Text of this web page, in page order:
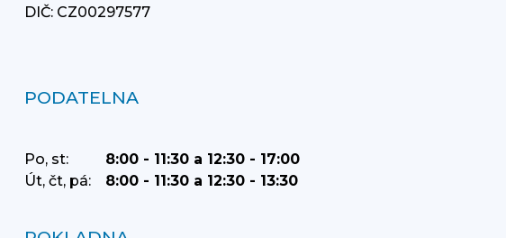
DIČ: CZ00297577
PODATELNA
Po, st:
8:00 - 11:30 a 12:30 - 17:00
Út, čt, pá:
8:00 - 11:30 a 12:30 - 13:30